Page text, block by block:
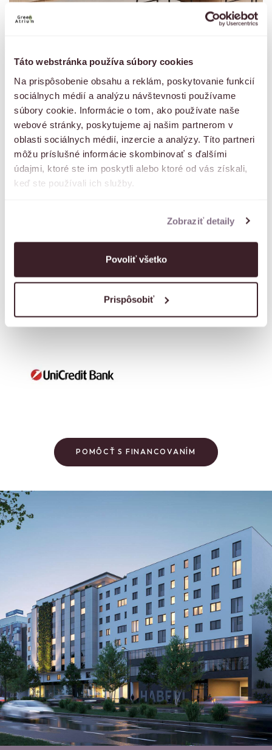
Táto webstránka používa súbory cookies
Na prispôsobenie obsahu a reklám, poskytovanie funkcií
sociálnych médií a analýzu návštevnosti používame
súbory cookie. Informácie o tom, ako používate naše
webové stránky, poskytujeme aj našim partnerom v
oblasti sociálnych médií, inzercie a analýzy. Títo partneri
môžu príslušné informácie skombinovať s ďalšími
údajmi, ktoré ste im poskytli alebo ktoré od vás získali,
keď ste používali ich služby.
Zobraziť detaily
Povoliť všetko
Prispôsobiť
Radi pomôžeme s
vybavením
hypotekárneho
financovania
POMÔCŤ S FINANCOVANÍM